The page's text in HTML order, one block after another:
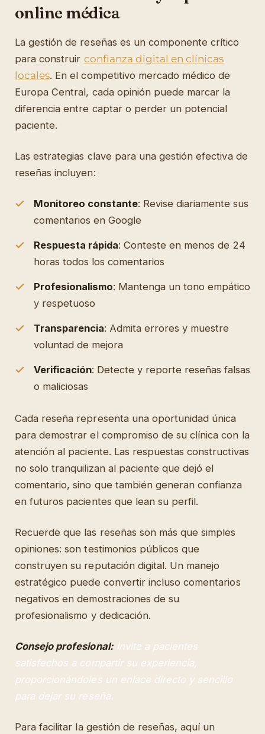
online médica
La gestión de reseñas es un componente crítico
para construir confianza digital en clínicas
locales. En el competitivo mercado médico de
Europa Central, cada opinión puede marcar la
diferencia entre captar o perder un potencial
paciente.
Las estrategias clave para una gestión efectiva de
reseñas incluyen:
Monitoreo constante: Revise diariamente sus
comentarios en Google
Respuesta rápida: Conteste en menos de 24
horas todos los comentarios
Profesionalismo: Mantenga un tono empático
y respetuoso
Transparencia: Admita errores y muestre
voluntad de mejora
Verificación: Detecte y reporte reseñas falsas
o maliciosas
Cada reseña representa una oportunidad única
para demostrar el compromiso de su clínica con la
atención al paciente. Las respuestas constructivas
no solo tranquilizan al paciente que dejó el
comentario, sino que también generan confianza
en futuros pacientes que lean su perfil.
Recuerde que las reseñas son más que simples
opiniones: son testimonios públicos que
construyen su reputación digital. Un manejo
estratégico puede convertir incluso comentarios
negativos en demostraciones de su
profesionalismo y dedicación.
Consejo profesional: Invite a pacientes
satisfechos a compartir su experiencia,
proporcionándoles un enlace directo y sencillo
para dejar su reseña.
Para facilitar la gestión de reseñas, aquí un